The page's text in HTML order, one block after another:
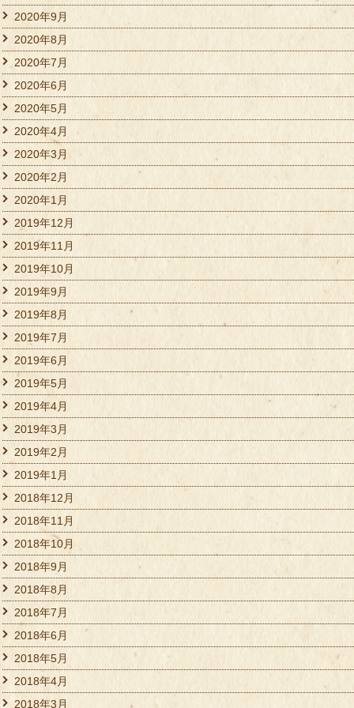
2020年9月
2020年8月
2020年7月
2020年6月
2020年5月
2020年4月
2020年3月
2020年2月
2020年1月
2019年12月
2019年11月
2019年10月
2019年9月
2019年8月
2019年7月
2019年6月
2019年5月
2019年4月
2019年3月
2019年2月
2019年1月
2018年12月
2018年11月
2018年10月
2018年9月
2018年8月
2018年7月
2018年6月
2018年5月
2018年4月
2018年3月